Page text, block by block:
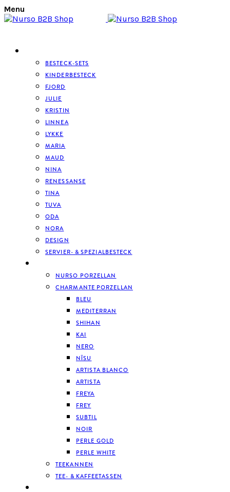
Menu
BESTECK-SETS
KINDERBESTECK
FJORD
JULIE
KRISTIN
LINNEA
LYKKE
MARIA
MAUD
NINA
RENESSANSE
TINA
TUVA
ODA
NORA
DESIGN
SERVIER- & SPEZIALBESTECK
NURSO PORZELLAN
CHARMANTE PORZELLAN
BLEU
MEDITERRAN
SHIHAN
KAI
NERO
NĪSU
ARTISTA BLANCO
ARTISTA
FREYA
FREY
SUBTIL
NOIR
PERLE GOLD
PERLE WHITE
TEEKANNEN
TEE- & KAFFEETASSEN